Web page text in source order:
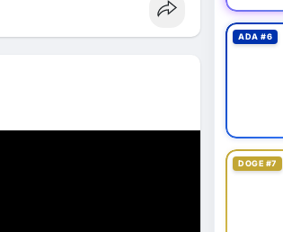
ADA #6
DOGE #7